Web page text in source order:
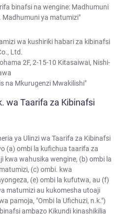
binafsi na wengine: Madhumuni
ya matumizi"
wa kushiriki habari za kibinafsi
Ltd.
2F, 2-15-10 Kitasaiwai, Nishi-
na Mkurugenzi Mwakilishi"
wa Taarifa za Kibinafsi
ya Ulinzi wa Taarifa za Kibinafsi
(a) ombi la kufichua taarifa za
kwa wahusika wengine, (b) ombi la
(c) ombi. kwa
(e) ombi la kufutwa, au (f)
matumizi au kukomesha utoaji
pamoja, "Ombi la Ufichuzi, n.k.")
ambazo Kikundi kinashikilia